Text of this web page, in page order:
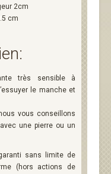
2cm
cm
très sensible à
le manche et
vous conseillons
une pierre ou un
sans limite de
(hors actions de